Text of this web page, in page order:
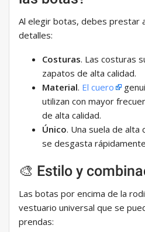
Al elegir botas, debes prestar
detalles:
Costuras. Las costuras
zapatos de alta calidad.
Material. El cuero
utilizan con mayor
de alta calidad.
Único. Una suela de alta
se desgasta
🎨 Estilo y
Las botas por encima de la
vestuario universal que se
prendas: